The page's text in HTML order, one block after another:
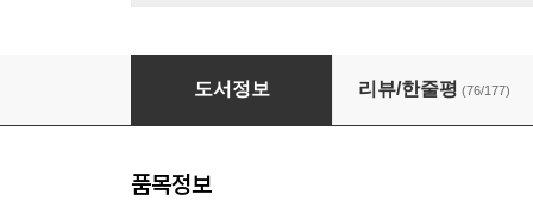
설민석의 삼국지 2
도서정보 리뷰/한줄평 (76/177)
품목정보